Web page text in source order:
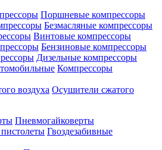
Поршневые компрессоры
Безмасляные компрессоры
Винтовые компрессоры
Бензиновые компрессоры
Дизельные компрессоры
Компрессоры
Осушители сжатого
Пневмогайковерты
Гвоздезабивные